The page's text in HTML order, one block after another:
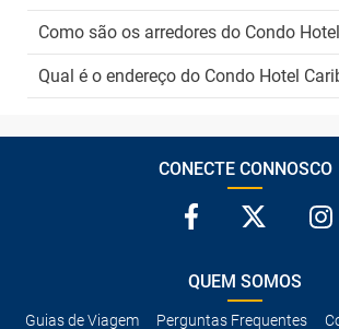
Como são os arredores do Condo
Qual é o endereço do Condo Hotel
CONECTE CONNOSCO
QUEM SOMOS
Guias de Viagem Perguntas Frequentes